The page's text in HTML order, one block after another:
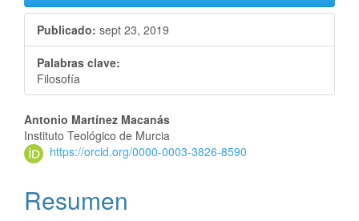
Publicado: sept 23, 2019
Palabras clave:
Filosofía
Antonio Martínez Macanás
Instituto Teológico de Murcia
https://orcid.org/0000-0003-3826-8590
Resumen